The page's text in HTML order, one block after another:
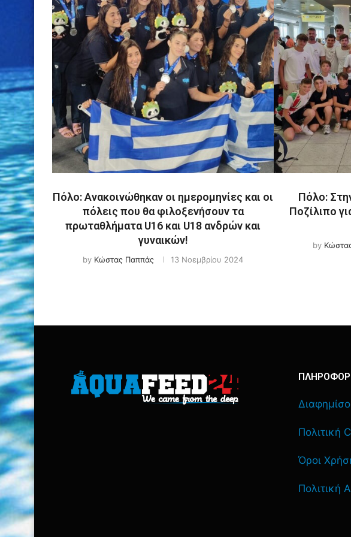
Πόλο: Ανακοινώθηκαν οι ημερομηνίες και οι
πόλεις που θα φιλοξενήσουν τα
πρωταθλήματα U16 και U18 ανδρών και
γυναικών!
by Κώστας Παππάς 13 Νοεμβρίου 2024
Πόλο:
Ποζίλιπο
by
Πολιτική
Όροι
Πολιτική